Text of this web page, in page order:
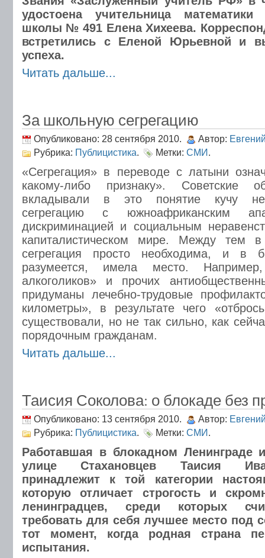
удостоена учительница математики
школы № 491 Елена Хихеева.
встретились с Еленой Юрьевной и
успеха.
Читать дальше...
За школьную сегрегацию
Опубликовано: 28 сентября 2010. Автор:
Рубрика: Публицистика. Метки: СМИ.
«Сегрегация» в переводе с латыни
какому-либо признаку». Советские
вкладывали в это понятие кучу
сегрегацию с южноафриканским
дискриминацией и социальным
капиталистическом мире. Между тем в
сегрегация просто необходима, и
разумеется, имела место.
алкоголиков» и прочих
придуманы лечебно-трудовые
километры», в результате чего
существовали, но не так сильно, как
порядочным гражданам.
Читать дальше...
Таисия Соколова: о блокаде без
Опубликовано: 13 сентября 2010. Автор:
Рубрика: Публицистика. Метки: СМИ.
Работавшая в блокадном
улице Стахановцев Таисия
принадлежит к той категории
которую отличает строгость и
ленинградцев, среди которых
требовать для себя лучшее место под
тот момент, когда родная страна
испытания.